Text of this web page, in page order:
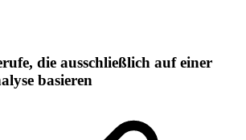
die ausschließlich auf einer
basieren